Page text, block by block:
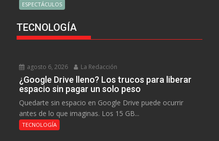
ESPECTÁCULOS
TECNOLOGÍA
agosto 6, 2026 La Redacción
¿Google Drive lleno? Los trucos para liberar
espacio sin pagar un solo peso
Quedarte sin espacio en Google Drive puede ocurrir
antes de lo que imaginas. Los 15 GB...
TECNOLOGÍA